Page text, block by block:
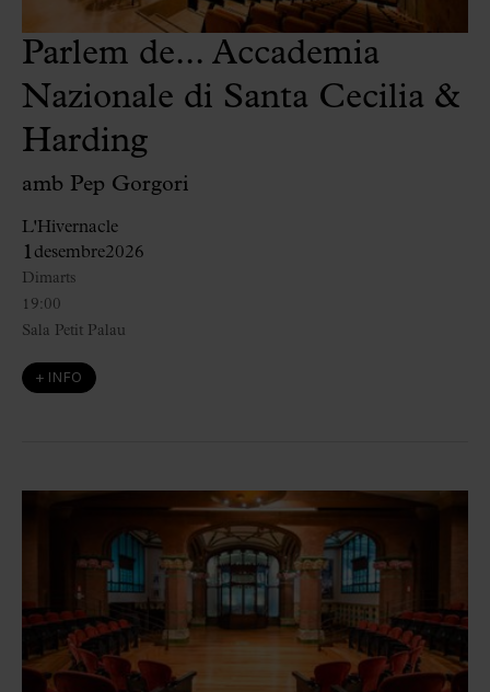
Parlem de... Accademia
Nazionale di Santa Cecilia &
Harding
amb Pep Gorgori
L'Hivernacle
1 desembre2026
19:00
Dimarts
Sala Petit Palau
+ INFO